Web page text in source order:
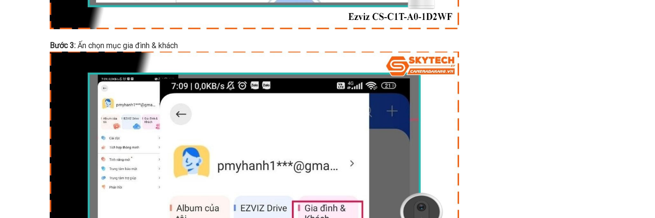
Bước 3: Ấn chọn mục gia đình & khách